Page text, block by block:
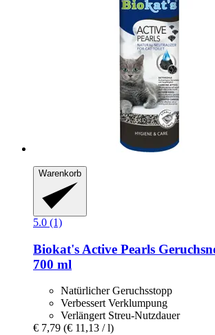
Warenkorb
5.0 (1)
Biokat's Active Pearls
700 ml
Natürlicher Geruchsstopp
Verbessert Verklumpung
Verlängert Streu-Nutzdauer
€ 7,79 (€ 11,13 / l)